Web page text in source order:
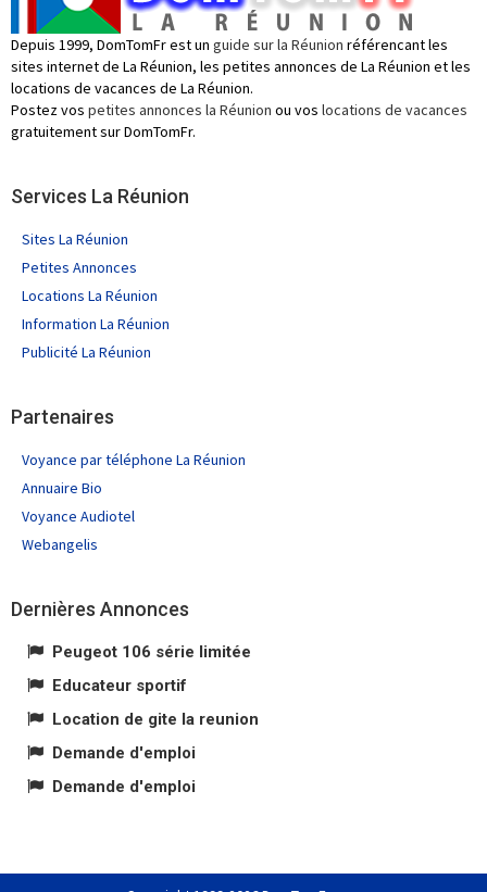
Depuis 1999, DomTomFr est un guide sur la Réunion référencant les
sites internet de La Réunion, les petites annonces de La Réunion et les
locations de vacances de La Réunion.
Postez vos petites annonces la Réunion ou vos locations de vacances
gratuitement sur DomTomFr.
Services La Réunion
Sites La Réunion
Petites Annonces
Locations La Réunion
Information La Réunion
Publicité La Réunion
Partenaires
Voyance par téléphone La Réunion
Annuaire Bio
Voyance Audiotel
Webangelis
Dernières Annonces
Peugeot 106 série limitée
Educateur sportif
Location de gite la reunion
Demande d'emploi
Demande d'emploi